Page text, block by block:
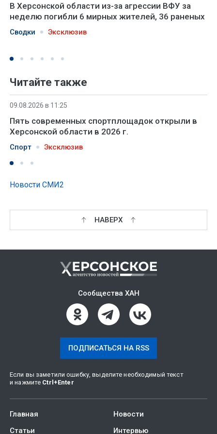
В Херсонской области из-за агрессии ВФУ за
неделю погибли 6 мирных жителей, 36 раненых
Сводки Эксклюзив
Читайте также
09.08.2026 в 11:25
Пять современных спортплощадок открыли в
Херсонской области в 2026 г.
Спорт Эксклюзив
Новости СМИ2
НАВЕРХ
Сообщества ХАН
ПОДПИСАТЬСЯ НА RSS
Если вы заметили ошибку, выделите необходимый текст
и нажмите Ctrl +Enter
Главная
Новости
Статьи
Интервью